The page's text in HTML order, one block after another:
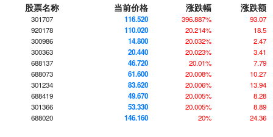
股票名称 当前价格 涨跌幅 涨跌额
301707 116.520 396.887%
93.07
920178
110.020 20.214%
18.5
300986
14.800 20.032%
2.47
300363
20.440 20.023%
3.41
688137
46.720 20.01%
7.79
688073
61.600 20.008%
10.27
301234
83.620 20.006%
13.94
688419
49.670 20.005%
8.28
301366
53.330 20.005%
8.89
688020
146.160 20% 24.36